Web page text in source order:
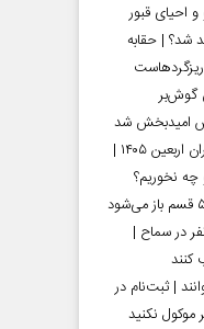
احیای قبور
شد؟ | حقابه
ریزگردهاست
گوش‌بر
امیدبخش شد
توصیه‌های تغذیه‌ای برای زائران اربعین ۱۴۰۵ |
چه نخوریم؟
در سماح |
کنند
ارز اربعین ۱۴۰۵ بخوانند | ثبت‌نام در
موکول نکنید